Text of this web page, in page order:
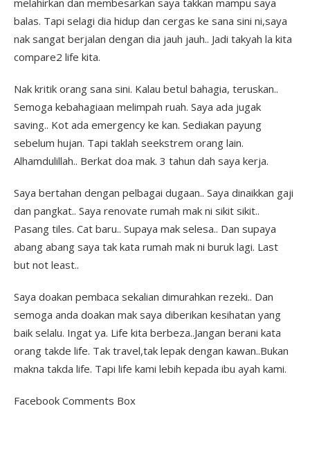
balas. Tapi selagi dia hidup dan cergas ke sana sini ni,saya
nak sangat berjalan dengan dia jauh jauh.. Jadi takyah la kita
compare2 life kita.
Nak kritik orang sana sini. Kalau betul bahagia, teruskan..
Semoga kebahagiaan melimpah ruah. Saya ada jugak
saving.. Kot ada emergency ke kan. Sediakan payung
sebelum hujan. Tapi taklah seekstrem orang lain.
Alhamdulillah.. Berkat doa mak. 3 tahun dah saya kerja.
Saya bertahan dengan pelbagai dugaan.. Saya dinaikkan gaji
dan pangkat.. Saya renovate rumah mak ni sikit sikit..
Pasang tiles. Cat baru.. Supaya mak selesa.. Dan supaya
abang abang saya tak kata rumah mak ni buruk lagi. Last
but not least..
Saya doakan pembaca sekalian dimurahkan rezeki.. Dan
semoga anda doakan mak saya diberikan kesihatan yang
baik selalu. Ingat ya. Life kita berbeza..Jangan berani kata
orang takde life. Tak travel,tak lepak dengan kawan..Bukan
makna takda life. Tapi life kami lebih kepada ibu ayah kami.
Facebook Comments Box